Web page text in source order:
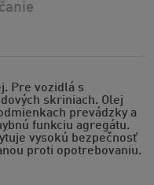
Pre vozidlá s
skriniach. Olej
prevádzky a
funkciu agregátu.
vysokú bezpečnosť
proti opotrebovaniu.